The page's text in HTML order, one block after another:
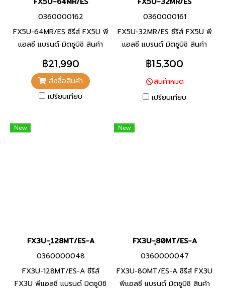
0360000162
FX5U-64MR/ES ซีรีส์ FX5U พี
แอลซี แบรนด์ มิตซูบิชิ สินค้า
แบรนด์ ญี่ปุ่น
฿21,990
สั่งซื้อสินค้า
เปรียบเทียบ
0360000161
FX5U-32MR/ES ซีรีส์ FX5U พี
แอลซี แบรนด์ มิตซูบิชิ สินค้า
แบรนด์ ญี่ปุ่น
฿15,300
สินค้าหมด
เปรียบเทียบ
New
FX3U-ุ128MT/ES-A
0360000048
FX3U-128MT/ES-A ซีรีส์
FX3U พีแอลซี แบรนด์ มิตซูบิชิ
New
FX3U-ุ80MT/ES-A
0360000047
FX3U-80MT/ES-A ซีรีส์ FX3U
พีแอลซี แบรนด์ มิตซูบิชิ สินค้า